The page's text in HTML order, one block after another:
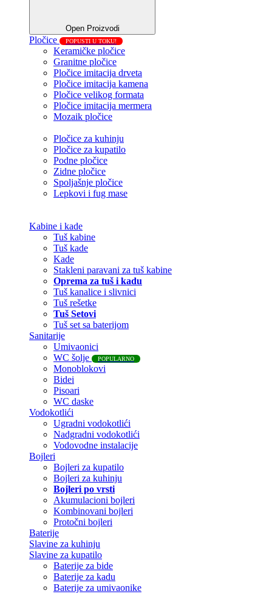
Open Proizvodi
Pločice POPUSTI U TOKU!
Keramičke pločice
Granitne pločice
Pločice imitacija drveta
Pločice imitacija kamena
Pločice velikog formata
Pločice imitacija mermera
Mozaik pločice
Pločice za kuhinju
Pločice za kupatilo
Podne pločice
Zidne pločice
Spoljašnje pločice
Lepkovi i fug mase
Kabine i kade
Tuš kabine
Tuš kade
Kade
Stakleni paravani za tuš kabine
Oprema za tuš i kadu
Tuš kanalice i slivnici
Tuš rešetke
Tuš Setovi
Tuš set sa baterijom
Sanitarije
Umivaonici
WC šolje
POPULARNO
Monoblokovi
Bidei
Pisoari
WC daske
Vodokotlići
Ugradni vodokotlići
Nadgradni vodokotlići
Vodovodne instalacije
Bojleri
Bojleri za kupatilo
Bojleri za kuhinju
Bojleri po vrsti
Akumulacioni bojleri
Kombinovani bojleri
Protočni bojleri
Baterije
Slavine za kuhinju
Slavine za kupatilo
Baterije za bide
Baterije za kadu
Baterije za umivaonike